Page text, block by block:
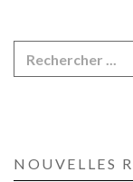
NOUVELLES